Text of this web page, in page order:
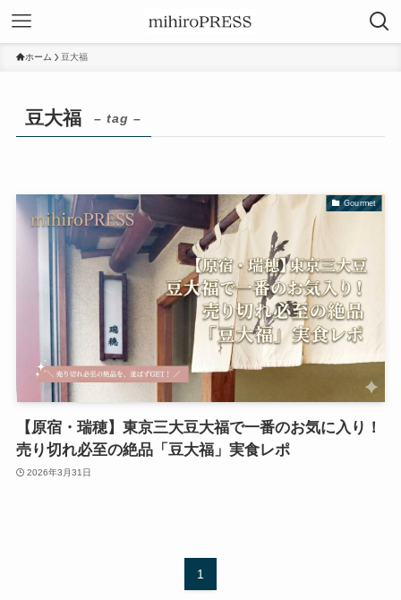
ホーム 豆大福
豆大福 – tag –
Gourmet
【原宿・瑞穂】東京三大豆大福で一番のお気に入り！
売り切れ必至の絶品「豆大福」実食レポ
2026年3月31日
1